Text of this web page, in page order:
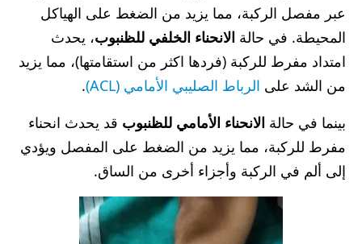
عبر مفصل الركبة، مما يزيد من الضغط على الهياكل
المحيطة. في حالة الانحناء الخلفي للظنبوب، يحدث
امتداد مفرط للركبة (فردها اكثر من استقامتها)، مما يزيد
من الشد على الرباط الصليبي الأمامي (ACL)
.
بينما في حالة الانحناء الأمامي للظنبوب قد يحدث انحناء
مفرط للركبة، مما يزيد من الضغط على المفصل ويؤدي
إلى ألم في الركبة وأجزاء أخرى من الساق.